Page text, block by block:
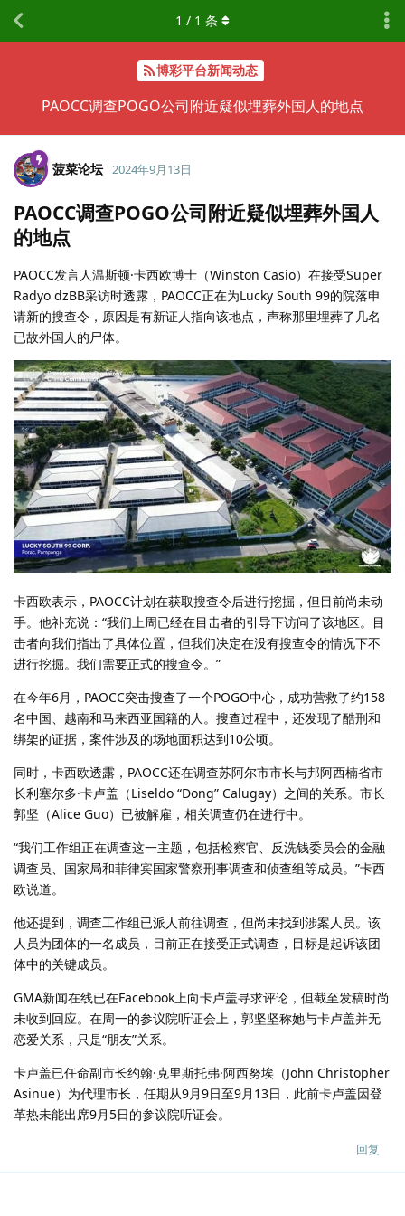
博彩平台新闻动态
PAOCC调查POGO公司附近疑似埋葬外国人的地点
1 / 1 条
菠菜论坛 2024年9月13日
PAOCC调查POGO公司附近疑似埋葬外国人
的地点
PAOCC发言人温斯顿·卡西欧博士（Winston Casio）在接受Super
Radyo dzBB采访时透露，PAOCC正在为Lucky South 99的院落申
请新的搜查令，原因是有新证人指向该地点，声称那里埋葬了几名
已故外国人的尸体。
卡西欧表示，PAOCC计划在获取搜查令后进行挖掘，但目前尚未动
手。他补充说：“我们上周已经在目击者的引导下访问了该地区。目
击者向我们指出了具体位置，但我们决定在没有搜查令的情况下不
进行挖掘。我们需要正式的搜查令。”
在今年6月，PAOCC突击搜查了一个POGO中心，成功营救了约158
名中国、越南和马来西亚国籍的人。搜查过程中，还发现了酷刑和
绑架的证据，案件涉及的场地面积达到10公顷。
同时，卡西欧透露，PAOCC还在调查苏阿尔市市长与邦阿西楠省市
长利塞尔多·卡卢盖（Liseldo “Dong” Calugay）之间的关系。市长
郭坚（Alice Guo）已被解雇，相关调查仍在进行中。
“我们工作组正在调查这一主题，包括检察官、反洗钱委员会的金融
调查员、国家局和菲律宾国家警察刑事调查和侦查组等成员。”卡西
欧说道。
他还提到，调查工作组已派人前往调查，但尚未找到涉案人员。该
人员为团体的一名成员，目前正在接受正式调查，目标是起诉该团
体中的关键成员。
GMA新闻在线已在Facebook上向卡卢盖寻求评论，但截至发稿时尚
未收到回应。在周一的参议院听证会上，郭坚坚称她与卡卢盖并无
恋爱关系，只是“朋友”关系。
卡卢盖已任命副市长约翰·克里斯托弗·阿西努埃（John Christopher
Asinue）为代理市长，任期从9月9日至9月13日，此前卡卢盖因登
革热未能出席9月5日的参议院听证会。
回复